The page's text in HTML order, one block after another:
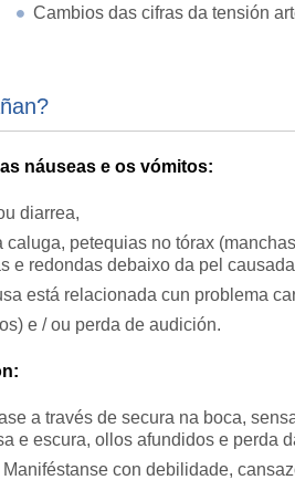
Cambios das cifras da tensión
náuseas e os vómitos:
diarrea,
caluga, petequias no tórax
e redondas debaixo da pel
está relacionada cun problema
e / ou perda de audición.
a través de secura na boca,
e escura, ollos afundidos e perda
con debilidade,